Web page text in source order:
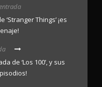
Things’ ¡es
de ‘Los 100’, y sus